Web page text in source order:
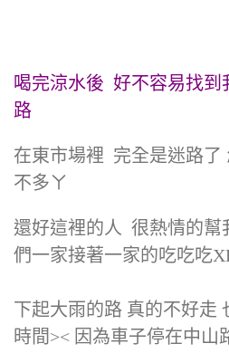
喝完涼水後 好不容易找到
路
在東市場裡 完全是迷路了
不多ㄚ
還好這裡的人 很熱情的
們一家接著一家的吃吃吃
下起大雨的路 真的不好走
時間>< 因為車子停在中